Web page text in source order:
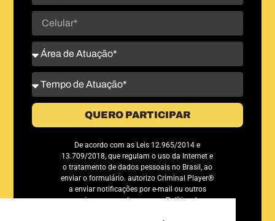
QUERO PARTICIPAR
De acordo com as Leis 12.965/2014 e
13.709/2018, que regulam o uso da Internet e
o tratamento de dados pessoais no Brasil, ao
enviar o formulário. autorizo Criminal Player®
a enviar notificações por e-mail ou outros
meios e concordo com sua Política de